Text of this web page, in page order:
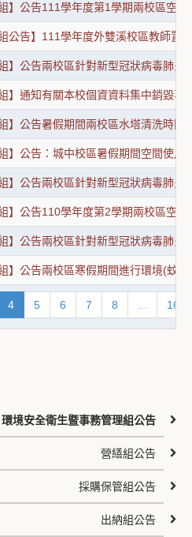
】公告111學年度第1學期兩校區空
公告】111學年度外雙溪校區教師置
】公告兩校區針對新型冠狀病毒肺
】通知有關本校個資資料集中銷毀事
】公告暑假期間兩校區水塔清洗時間
】公告：城中校區暑假期間空間使用
】公告兩校區針對新型冠狀病毒肺
】公告110學年度第2學期兩校區空
】公告兩校區針對新型冠狀病毒肺
】公告兩校區寒假期間進行環境(蚊
4 5 6 7 8 16
環境安全衛生暨事務管理組公告
營繕組公告
採購保管組公告
出納組公告